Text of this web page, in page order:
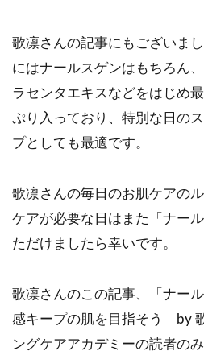
歌凛さんの記事にもございま
にはナールスゲンはもちろん
ラセンタエキスなどをはじめ
ぷり入っており、特別な日の
プとしても最適です。
歌凛さんの毎日のお肌ケアの
ケアが必要な日はまた「ナー
ただけましたら幸いです。
歌凛さんのこの記事、「ナー
感キープの肌を目指そう by
ングケアアカデミーの読者の